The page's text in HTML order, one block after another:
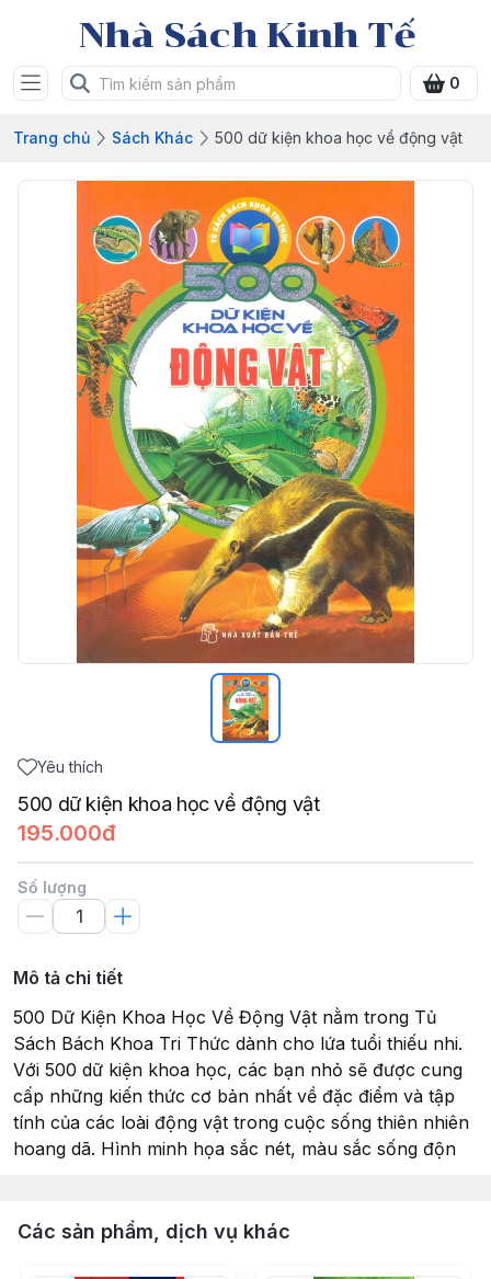
Nhà Sách Kinh Tế
0
Trang chủ Sách Khác 500 dữ kiện khoa học về động vật
Yêu thích
500 dữ kiện khoa học về động vật
195.000đ
Số lượng
Mô tả chi tiết
500 Dữ Kiện Khoa Học Về Động Vật nằm trong Tủ
Sách Bách Khoa Tri Thức dành cho lứa tuổi thiếu nhi.
Với 500 dữ kiện khoa học, các bạn nhỏ sẽ được cung
cấp những kiến thức cơ bản nhất về đặc điểm và tập
tính của các loài động vật trong cuộc sống thiên nhiên
hoang dã. Hình minh họa sắc nét, màu sắc sống độn
Các sản phẩm, dịch vụ khác